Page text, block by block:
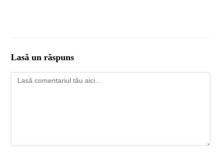
Lasă un răspuns